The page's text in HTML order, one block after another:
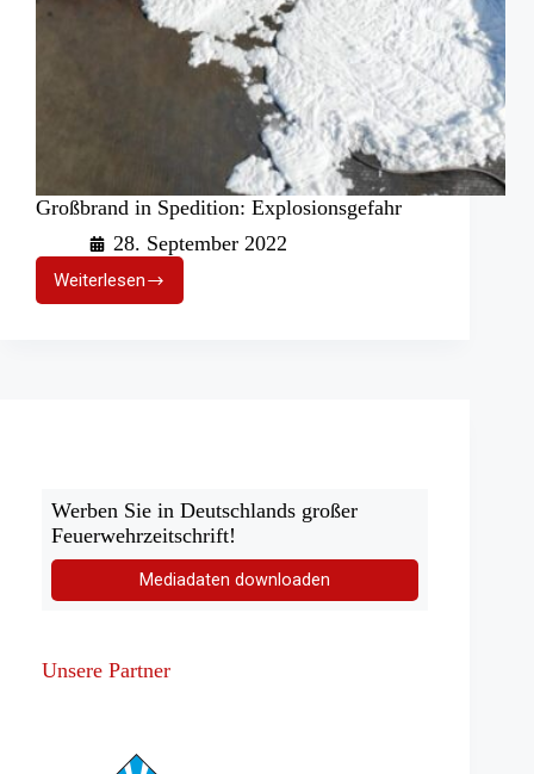
Großbrand in Spedition: Explosionsgefahr
28. September 2022
WeiterlesenGroßbrand
in
Werben Sie in Deutschlands großer
Feuerwehrzeitschrift!
Mediadaten downloaden
Unsere Partner